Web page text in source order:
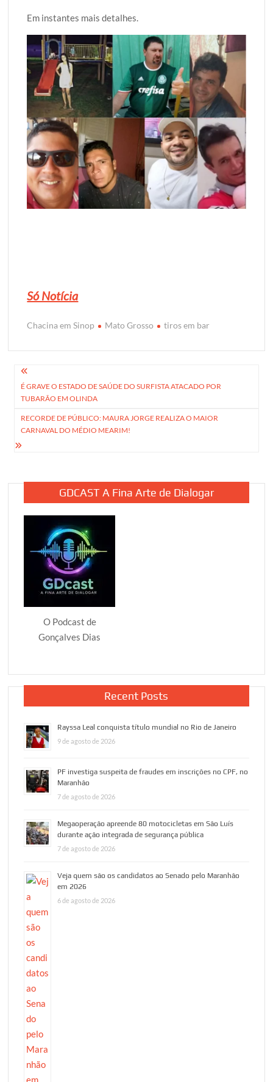
Em instantes mais detalhes.
Só Notícia
Chacina em Sinop Mato Grosso tiros em bar
Navegação
de
Post
É GRAVE O ESTADO DE SAÚDE DO SURFISTA ATACADO POR
TUBARÃO EM OLINDA
RECORDE DE PÚBLICO: MAURA JORGE REALIZA O MAIOR
CARNAVAL DO MÉDIO MEARIM!
GDCAST A Fina Arte de Dialogar
O Podcast de
Gonçalves Dias
Recent Posts
Rayssa Leal conquista título mundial no Rio de Janeiro
9 de agosto de 2026
PF investiga suspeita de fraudes em inscrições no CPF, no
Maranhão
7 de agosto de 2026
Megaoperação apreende 80 motocicletas em São Luís
durante ação integrada de segurança pública
7 de agosto de 2026
Veja quem são os candidatos ao Senado pelo Maranhão
em 2026
6 de agosto de 2026